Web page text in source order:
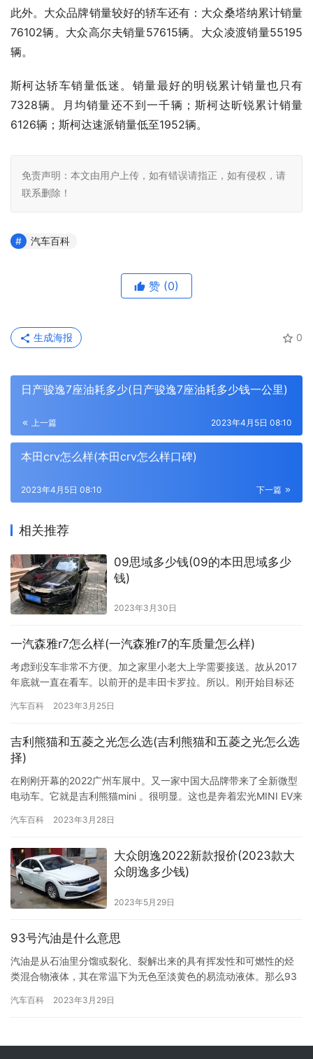
此外。大众品牌销量较好的轿车还有：大众桑塔纳累计销量
76102辆。大众高尔夫销量57615辆。大众凌渡销量55195
辆。
斯柯达轿车销量低迷。销量最好的明锐累计销量也只有
7328辆。月均销量还不到一千辆；斯柯达昕锐累计销量
6126辆；斯柯达速派销量低至1952辆。
免责声明：本文由用户上传，如有错误请指正，如有侵权，请
联系删除！
汽车百科
赞 (0)
0
生成海报
日产骏逸7座油耗多少(日产骏逸7座油耗多少钱一公里)
上一篇 2023年4月5日 08:10
本田crv怎么样(本田crv怎么样口碑)
下一篇
2023年4月5日 08:10
相关推荐
09思域多少钱(09的本田思域多少
钱)
2023年3月30日
一汽森雅r7怎么样(一汽森雅r7的车质量怎么样)
考虑到没车非常不方便。加之家里小老大上学需要接送。故从2017
年底就一直在看车。以前开的是丰田卡罗拉。所以。刚开始目标还
的发动机基本全是1.2T。而原来的1.8L自然吸气的快到20W了！基
是。开始搜罗其它车型。 本来还想看合资车。但是。…
汽车百科 2023年3月25日
吉利熊猫和五菱之光怎么选(吉利熊猫和五菱之光怎么选
择)
在刚刚开幕的2022广州车展中。又一家中国大品牌带来了全新微型
电动车。它就是吉利熊猫mini 。很明显。这也是奔着宏光MINI EV来
名称就不难看出。该车也走的可爱路线。并融入了国宝熊猫的设计
的搭配以及暖色调的配色等都很出彩。另外。车展现…
汽车百科 2023年3月28日
大众朗逸2022新款报价(2023款大
众朗逸多少钱)
2023年5月29日
93号汽油是什么意思
汽油是从石油里分馏或裂化、裂解出来的具有挥发性和可燃性的烃
类混合物液体，其在常温下为无色至淡黄色的易流动液体。那么93
用于压缩比相对较低的中档车。 93号汽油编号属于国四时期，自从
汽车百科 2023年3月29日